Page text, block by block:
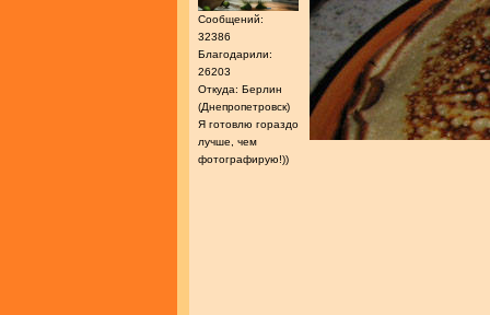
Сообщений:
32386
Благодарили:
26203
Откуда: Берлин
(Днепропетровск)
Я готовлю гораздо
лучше, чем
фотографирую!))